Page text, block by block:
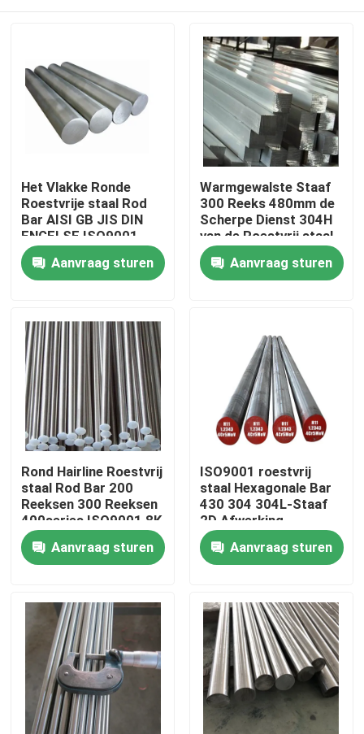
Huis
Ongeveer ons
Fabrieksreis
Kwaliteitscontrole
Contacteer ons
De Rol van het Tiscoroestvrije staal
de plaat van het roestvrij staalmetaal
Het Blad van de Koolstofstaalplaat
Het Vlakke Ronde
Roestvrije staal Rod
Bar AISI GB JIS DIN
ENGELSE ISO9001
50mm van ASTM
Aanvraag sturen
Warmgewalste Staaf
300 Reeks 480mm de
Scherpe Dienst 304H
van de Roestvrij staal
Ronde Bar
Aanvraag sturen
Rond Hairline Roestvrij
staal Rod Bar 200
Reeksen 300 Reeksen
400series ISO9001 8K
Aanvraag sturen
ISO9001 roestvrij
staal Hexagonale Bar
430 304 304L-Staaf
2D Afwerking
Aanvraag sturen